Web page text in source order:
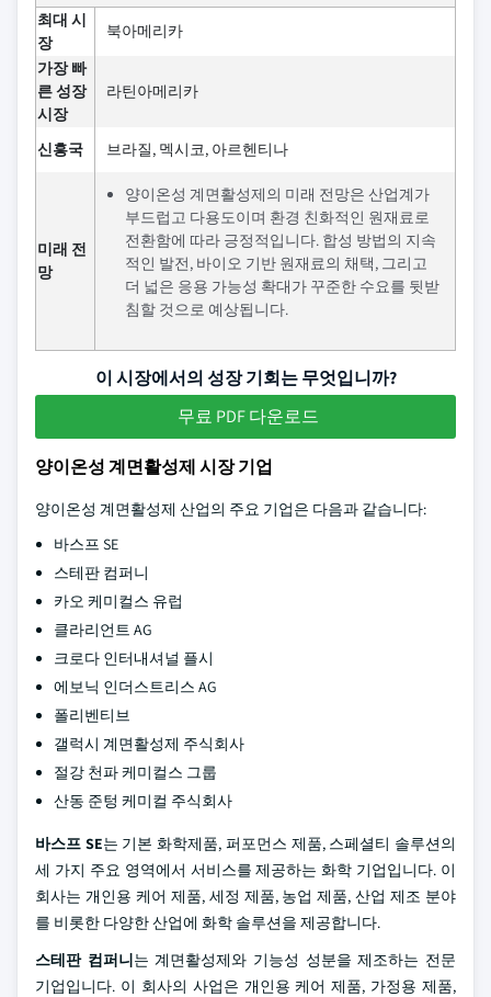
최대 시
장
북아메리카
가장 빠
른 성장
시장
라틴아메리카
신흥국 브라질, 멕시코, 아르헨티나
미래 전
망
양이온성 계면활성제의 미래 전망은 산업계가
부드럽고 다용도이며 환경 친화적인 원재료로
전환함에 따라 긍정적입니다. 합성 방법의 지속
적인 발전, 바이오 기반 원재료의 채택, 그리고
더 넓은 응용 가능성 확대가 꾸준한 수요를 뒷받
침할 것으로 예상됩니다.
이 시장에서의 성장 기회는 무엇입니까?
무료 PDF 다운로드
양이온성 계면활성제 시장 기업
양이온성 계면활성제 산업의 주요 기업은 다음과 같습니다:
바스프 SE
스테판 컴퍼니
카오 케미컬스 유럽
클라리언트 AG
크로다 인터내셔널 플시
에보닉 인더스트리스 AG
폴리벤티브
갤럭시 계면활성제 주식회사
절강 천파 케미컬스 그룹
산동 준텅 케미컬 주식회사
바스프 SE는 기본 화학제품, 퍼포먼스 제품, 스페셜티 솔루션의
세 가지 주요 영역에서 서비스를 제공하는 화학 기업입니다. 이
회사는 개인용 케어 제품, 세정 제품, 농업 제품, 산업 제조 분야
를 비롯한 다양한 산업에 화학 솔루션을 제공합니다.
스테판 컴퍼니는 계면활성제와 기능성 성분을 제조하는 전문
기업입니다. 이 회사의 사업은 개인용 케어 제품, 가정용 제품,